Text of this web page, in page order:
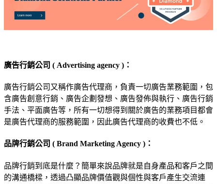
廣告行銷公司 ( Advertising agency )：
廣告行銷公司又稱作廣告代理商，負責一切廣告業務範圍，包
含廣告創意行銷、廣告企劃發想、廣告發佈與執行、廣告行銷
手法、平面廣告等，所有一切想得到關於廣告的業務項目都會
是廣告代理商的服務範圍，因此廣告代理商的收費也不低。
品牌行銷公司 ( Brand Marketing Agency )：
品牌行銷到底是什麼？簡單來說品牌就是自身產品和客戶之間
的溝通橋樑，透過凸顯品牌價值觀與個性與客戶產生交流連